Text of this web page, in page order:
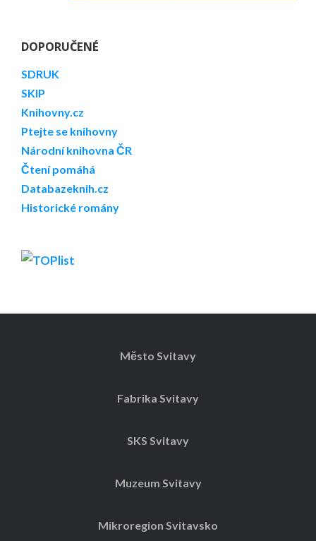
DOPORUČENÉ
SDRUK
SKIP
Knihovny.cz
Ptejte se knihovny
Národní knihovna ČR
Čtení pomáhá
Databazeknih.cz
Historické romány
Město Svitavy
Fabrika Svitavy
SKS Svitavy
Muzeum Svitavy
Mikroregion Svitavsko